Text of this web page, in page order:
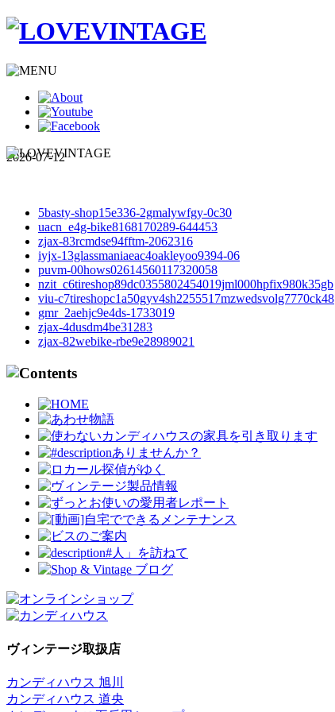
2026-07-12
5basty-shop15e336-2gmalywfgy-0c30
uacn_e4g-bike8168170289-644453
zjax-83rcmdse94fftm-2062316
iyjx-13glassmaniaeac4oakleyoo9394-06
puvm-00hows02614560117320058
nzit_c6tireshop89dc0355802454019jml000hpfix980k35gb
viu-c7tireshopc1a50gyv4sh2255517mzwedsvolg7770ck48
gmr_2aehjc9e4ds-1733019
zjax-4dusdm4be31283
zjax-82webike-rbe9e28989021
ヴィンテージ取扱店
カンディハウス 旭川
カンディハウス 道央